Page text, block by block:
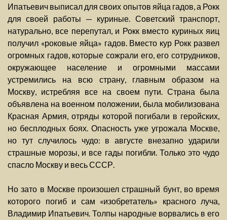
Ипатьевич выписал для своих опытов яйца гадов, а Рокк
для своей работы — куриные. Советский транспорт,
натурально, все перепутал, и Рокк вместо куриных яиц
получил «роковые яйца» гадов. Вместо кур Рокк развел
огромных гадов, которые сожрали его, его сотрудников,
окружающее население и огромными массами
устремились на всю страну, главным образом на
Москву, истребляя все на своем пути. Страна была
объявлена на военном положении, была мобилизована
Красная Армия, отряды которой погибали в геройских,
но бесплодных боях. Опасность уже угрожала Москве,
но тут случилось чудо: в августе внезапно ударили
страшные морозы, и все гады погибли. Только это чудо
спасло Москву и весь СССР.
Но зато в Москве произошел страшный бунт, во время
которого погиб и сам «изобретатель» красного луча,
Владимир Ипатьевич. Толпы народные ворвались в его